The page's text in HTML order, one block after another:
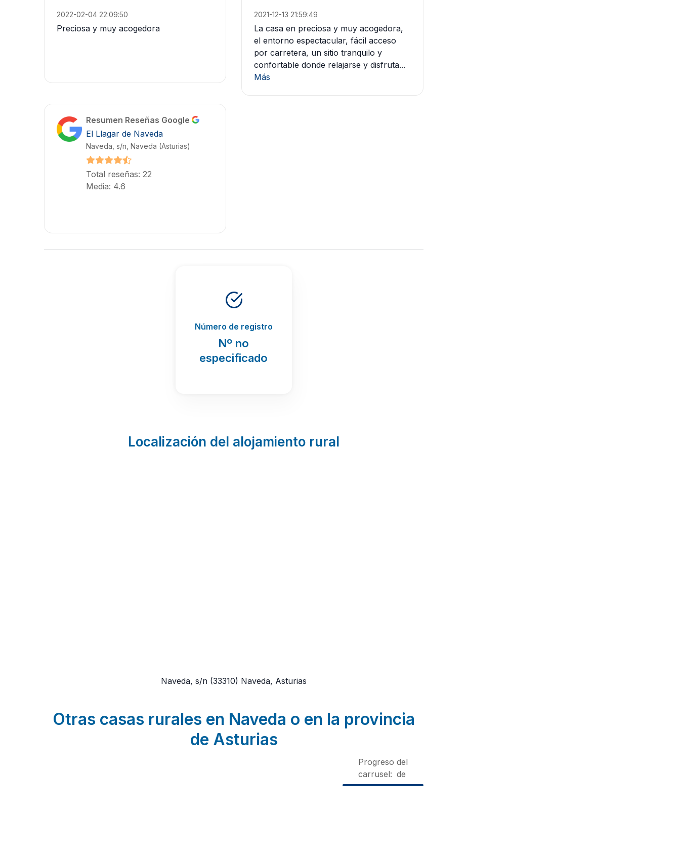
2022-02-04 22:09:50
Preciosa y muy acogedora
2021-12-13 21:59:49
La casa en preciosa y muy acogedora,
el entorno espectacular, fácil acceso
por carretera, un sitio tranquilo y
confortable donde relajarse y disfruta...
Más
Resumen Reseñas Google
El Llagar de Naveda
Naveda, s/n, Naveda (Asturias)
Total reseñas: 22
Media: 4.6
Número de registro
Nº no
especificado
Localización del alojamiento rural
Naveda, s/n (33310) Naveda, Asturias
Otras casas rurales en Naveda o en la provincia
de Asturias
Progreso del
carrusel: de